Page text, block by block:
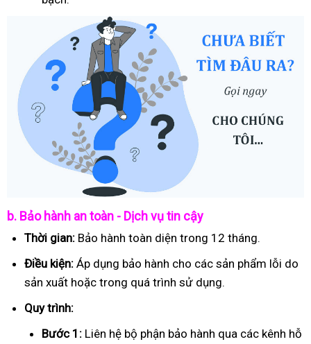
b. Bảo hành an toàn - Dịch vụ tin cậy
Thời gian: Bảo hành toàn diện trong 12 tháng.
Điều kiện: Áp dụng bảo hành cho các sản phẩm lỗi do
sản xuất hoặc trong quá trình sử dụng.
Quy trình:
Bước 1: Liên hệ bộ phận bảo hành qua các kênh hỗ